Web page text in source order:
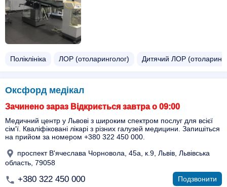
Поліклініка ЛОР (отоларинголог) Дитячий ЛОР
Оксфорд медікал
Зачинено зараз Відкриється завтра о 09:00
Медичний центр у Львові з широким спектром послуг для всієї
сім'ї. Кваліфіковані лікарі з різних галузей медицини. Запишіться
на прийом за номером +380 322 450 000.
проспект В'ячеслава Чорновола, 45а, к.9, Львів, Львівська
область, 79058
+380 322 450 000 Подзвонити